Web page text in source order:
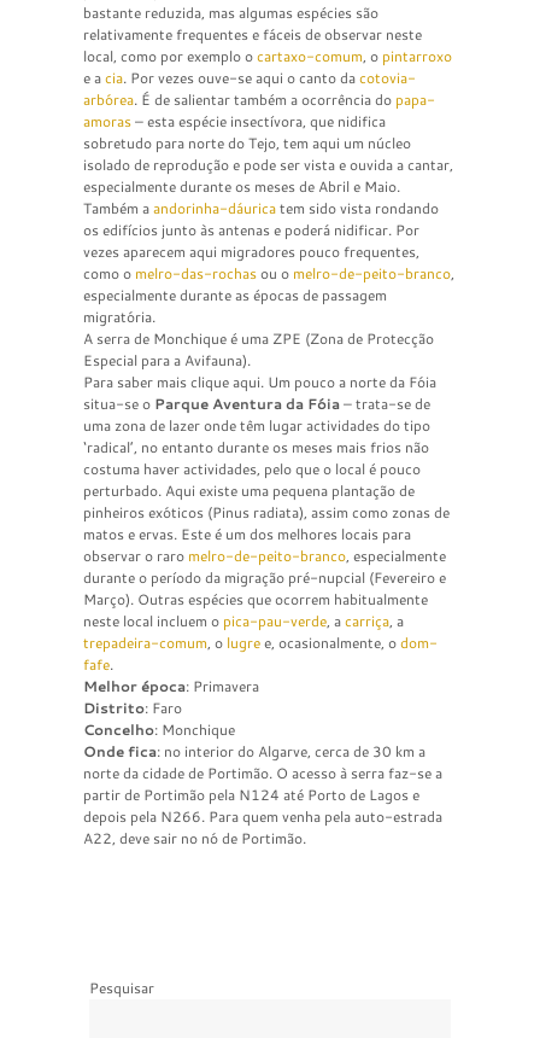
bastante reduzida, mas algumas espécies são
relativamente frequentes e fáceis de observar neste
local, como por exemplo ocartaxo-comum, o pintarroxo
e acia. Por vezes ouve-se aqui o canto dacotovia-
arbórea. É de salientar também a ocorrência do papa-
amoras– esta espécie insectívora, que nidifica
sobretudo para norte do Tejo, tem aqui um núcleo
isolado de reprodução e pode ser vista e ouvida a cantar,
especialmente durante os meses de Abril e Maio.
Também aandorinha-dáuricatem sido vista rondando
os edifícios junto às antenas e poderá nidificar. Por
vezes aparecem aqui migradores pouco frequentes,
como o melro-das-rochasou o melro-de-peito-branco,
especialmente durante as épocas de passagem
migratória.
A serra de Monchique é uma ZPE (Zona de Protecção
Especial para a Avifauna).
Para saber mais clique aqui. Um pouco a norte da Fóia
situa-se o Parque Aventura da Fóia– trata-se de
uma zona de lazer onde têm lugar actividades do tipo
‘radical’, no entanto durante os meses mais frios não
costuma haver actividades, pelo que o local é pouco
perturbado. Aqui existe uma pequena plantação de
pinheiros exóticos (Pinus radiata), assim como zonas de
matos e ervas. Este é um dos melhores locais para
observar o raro melro-de-peito-branco, especialmente
durante o período da migração pré-nupcial (Fevereiro e
Março). Outras espécies que ocorrem habitualmente
neste local incluem o pica-pau-verde, acarriça, a
trepadeira-comum, o lugree, ocasionalmente, odom-
fafe.
Melhor época: Primavera
Distrito: Faro
Concelho: Monchique
Onde fica: no interior do Algarve, cerca de 30 km a
norte da cidade de Portimão. O acesso à serra faz-se a
partir de Portimão pela N124 até Porto de Lagos e
depois pela N266. Para quem venha pela auto-estrada
A22, deve sair no nó de Portimão.
Pesquisar